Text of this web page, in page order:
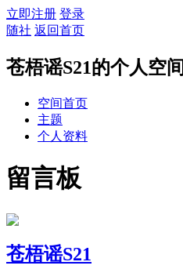
立即注册 登录
随社 返回首页
苍梧谣S21的个人空间
空间首页
主题
个人资料
留言板
苍梧谣S21